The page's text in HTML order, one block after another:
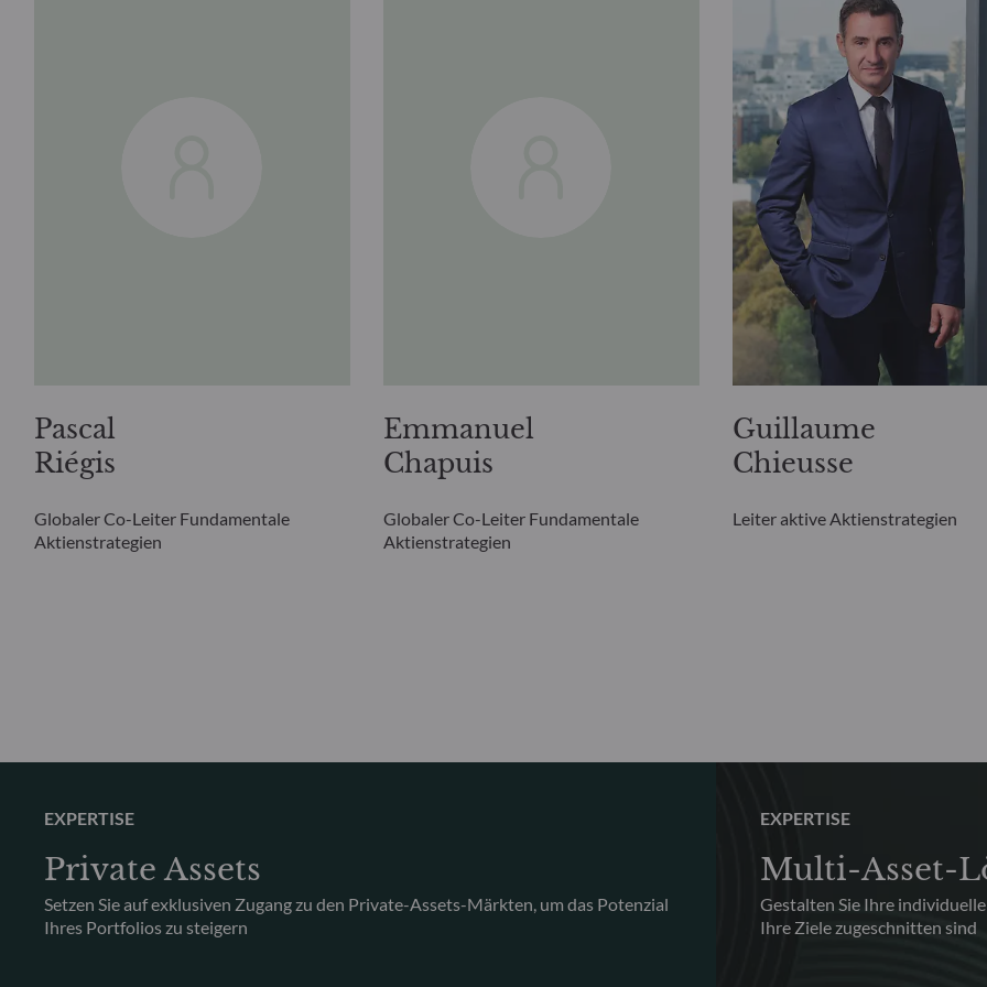
Pascal
Riégis
Globaler Co-Leiter Fundamentale
Aktienstrategien
Emmanuel
Chapuis
Globaler Co-Leiter Fundamentale
Aktienstrategien
Guillaume
Chieusse
Leiter aktive Aktienstrategien
EXPERTISE
Private Assets
Setzen Sie auf exklusiven Zugang zu den Private-Assets-Märkten, um das Potenzial
Ihres Portfolios zu steigern
EXPERTISE
Multi-Asset-
Gestalten Sie Ihre
Ihre Ziele zugeschnitten sind